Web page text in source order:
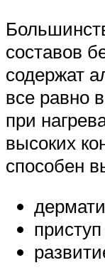
составов
содержат
все равно
при
высоких
способен